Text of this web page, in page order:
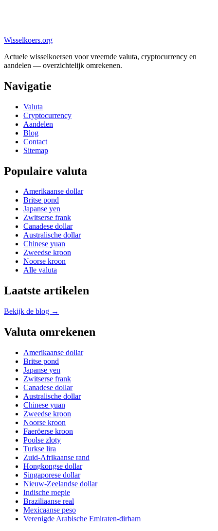
Wisselkoers.org
Actuele wisselkoersen voor vreemde valuta, cryptocurrency en
aandelen — overzichtelijk omrekenen.
Navigatie
Valuta
Cryptocurrency
Aandelen
Blog
Contact
Sitemap
Populaire valuta
Amerikaanse dollar
Britse pond
Japanse yen
Zwitserse frank
Canadese dollar
Australische dollar
Chinese yuan
Zweedse kroon
Noorse kroon
Alle valuta
Laatste artikelen
Bekijk de blog →
Valuta omrekenen
Amerikaanse dollar
Britse pond
Japanse yen
Zwitserse frank
Canadese dollar
Australische dollar
Chinese yuan
Zweedse kroon
Noorse kroon
Faeröerse kroon
Poolse zloty
Turkse lira
Zuid-Afrikaanse rand
Hongkongse dollar
Singaporese dollar
Nieuw-Zeelandse dollar
Indische roepie
Braziliaanse real
Mexicaanse peso
Verenigde Arabische Emiraten-dirham